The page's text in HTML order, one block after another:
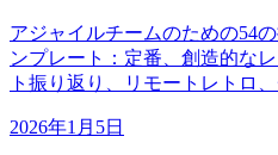
アジャイルチームのための54
ンプレート：定番、創造的な
ト振り返り、リモートレトロ
2026年1月5日